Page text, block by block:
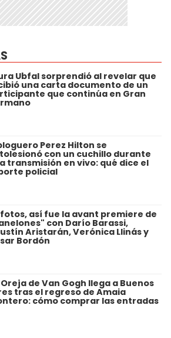
Ubfal sorprendió al revelar que
una carta documento de un
que continúa en Gran
Perez Hilton se
con un cuchillo durante
transmisión en vivo: qué dice el
policial
fotos, así fue la avant premiere de
con Darío Barassi,
Aristarán, Verónica Llinás y
Bordón
Oreja de Van Gogh llega a Buenos
tras el regreso de Amaia
cómo comprar las entradas